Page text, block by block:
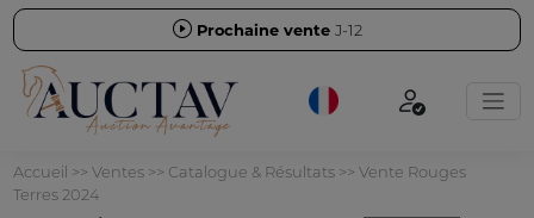
Prochaine vente J-12
Accueil >> Ventes>> Catalogue & Résultats>> Vente Rouges
Terres 2024